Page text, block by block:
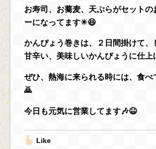
お寿司、お蕎麦、天ぷらがセットの
ーになってます✴️😆
かんぴょう巻きは、２日間掛けて、
甘辛い、美味しいかんぴょうに仕上
ぜひ、熱海に来られる時には、食べ
🙇
今日も元気に営業してます🎶😆
Like